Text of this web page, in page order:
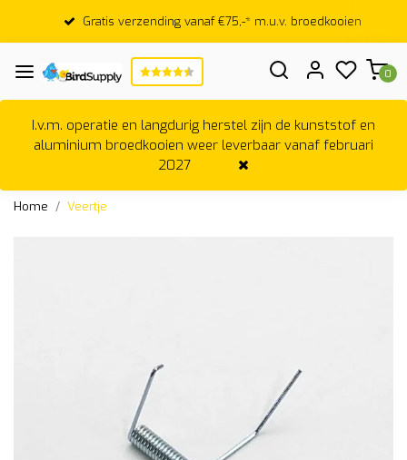
Gratis verzending vanaf €75,-* m.u.v. broedkooien
0
I.v.m. operatie en langdurig herstel zijn de kunststof en
aluminium broedkooien weer leverbaar vanaf februari
2027
Home Veertje